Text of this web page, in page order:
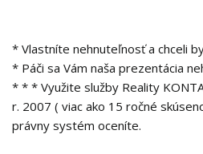
* Vlastníte nehnuteľnosť a chceli
* Páči sa Vám naša prezentácia
* * * Využite služby Reality
r. 2007 ( viac ako 15 ročné
právny systém oceníte.